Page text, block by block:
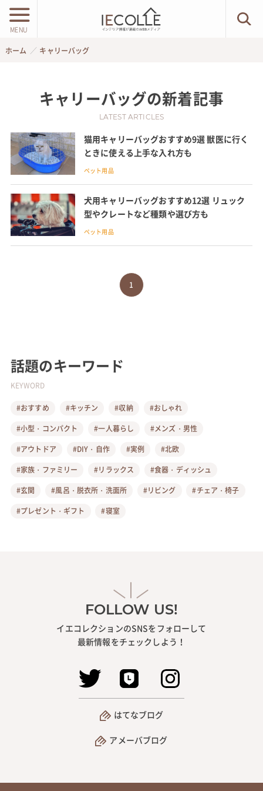
MENU
ホーム キャリーバッグ
キャリーバッグの新着記事
LATEST ARTICLES
猫用キャリーバッグおすすめ9選 獣医に行く
ときに使える上手な入れ方も
ペット用品
犬用キャリーバッグおすすめ12選 リュック
型やクレートなど種類や選び方も
ペット用品
1
話題のキーワード
KEYWORD
#おすすめ #キッチン #収納
#おしゃれ
#小型・コンパクト
#一人暮らし
#メンズ・男性
#アウトドア
#DIY・自作 #実例
#北欧
#家族・ファミリー
#リラックス
#食器・ディッシュ
#玄関
#風呂・脱衣所・洗面所 #リビング
#チェア・椅子
#プレゼント・ギフト
#寝室
FOLLOW US!
イエコレクションのSNSをフォローして
最新情報をチェックしよう！
はてなブログ
アメーバブログ